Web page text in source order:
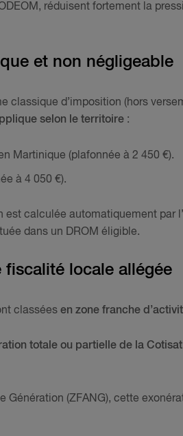
réduisent fortement la
et non négligeable
classique d’imposition (hors
selon le territoire :
Martinique (plafonnée à 2 450 €).
à 4 050 €).
est calculée automatiquement par
dans un DROM éligible.
fiscalité locale allégée
classées en zone franche
totale ou partielle de la
Génération (ZFANG), cette